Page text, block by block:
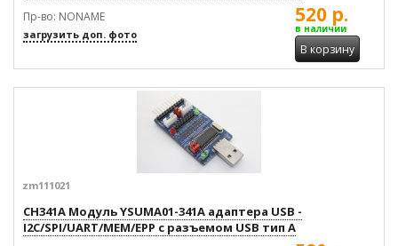
Пр-во: NONAME
загрузить доп. фото
520 р.
в наличии
В корзину
zm111021
CH341A Модуль YSUMA01-341A адаптера USB -
I2C/SPI/UART/MEM/EPP с разъемом USB тип A